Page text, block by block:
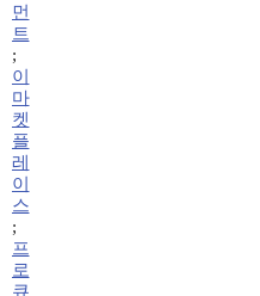
먼
트
;
이
마
켓
플
레
이
스
;
프
로
큐